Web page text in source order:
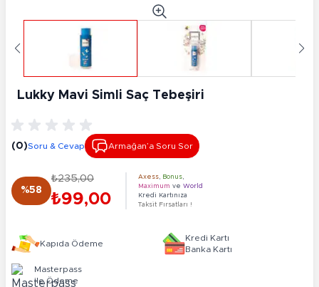
Lukky Mavi Simli Saç Tebeşiri
(0)Soru & Cevap Armağan’a Soru Sor
%58
₺235,00
₺99,00
Axess Bonus
Maximum ve World
Kredi Kartınıza
Taksit Fırsatları !
Kapıda Ödeme
Kredi Kartı
Banka Kartı
Masterpass
ile Ödeme